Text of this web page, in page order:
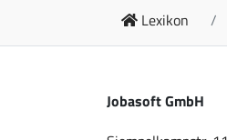
Lexikon
Jobasoft GmbH